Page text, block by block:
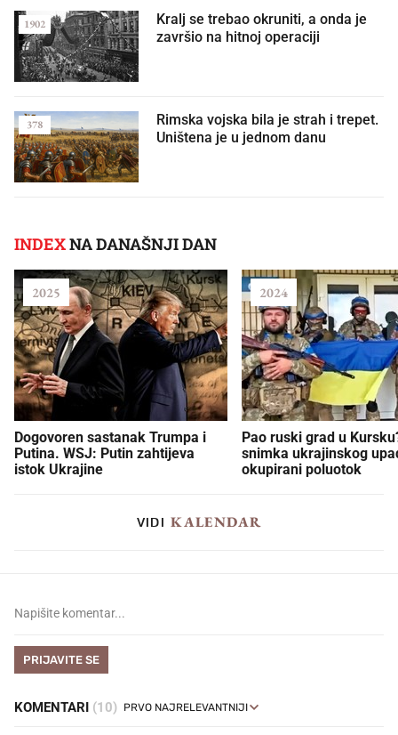
Kralj se trebao okruniti, a onda je
završio na hitnoj operaciji
1902
Rimska vojska bila je strah i trepet.
Uništena je u jednom danu
378
INDEXNA DANAŠNJI DAN
Dogovoren sastanak Trumpa i
Putina. WSJ: Putin zahtijeva
istok Ukrajine
2025
Pao ruski grad u
snimka ukrajinskog
okupirani poluotok
2024
VIDI KALENDAR
PRIJAVITE SE
KOMENTARI (10)